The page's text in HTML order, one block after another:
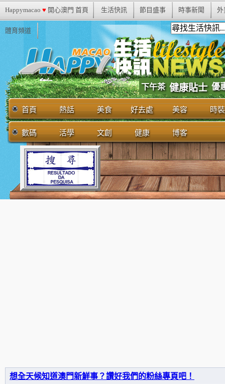
Happymacao ♥ 開心澳門 首頁 生活快訊 節目盛事 時事新聞 外
體育頻道
下午茶 健康貼士 優
首頁 熱話 美食 好去處 美容 時裝
數碼 活學 文創 健康 博客
想全天候知道澳門新鮮事？讚好我們的粉絲專頁吧！